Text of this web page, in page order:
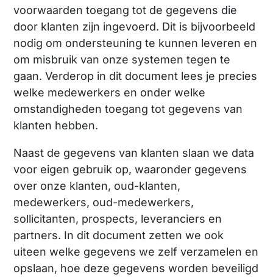
voorwaarden toegang tot de gegevens die
door klanten zijn ingevoerd. Dit is bijvoorbeeld
nodig om ondersteuning te kunnen leveren en
om misbruik van onze systemen tegen te
gaan. Verderop in dit document lees je precies
welke medewerkers en onder welke
omstandigheden toegang tot gegevens van
klanten hebben.
Naast de gegevens van klanten slaan we data
voor eigen gebruik op, waaronder gegevens
over onze klanten, oud-klanten,
medewerkers, oud-medewerkers,
sollicitanten, prospects, leveranciers en
partners. In dit document zetten we ook
uiteen welke gegevens we zelf verzamelen en
opslaan, hoe deze gegevens worden beveiligd